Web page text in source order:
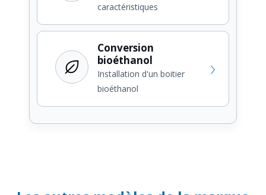
caractéristiques
Conversion
bioéthanol
Installation d'un boitier
bioéthanol